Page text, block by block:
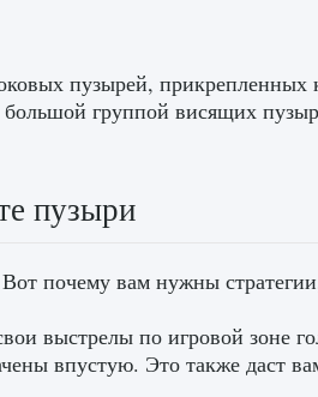
пузырей,
группой висящих
пузыри
почему вам нужны
выстрелы по игровой зоне
впустую. Это также даст